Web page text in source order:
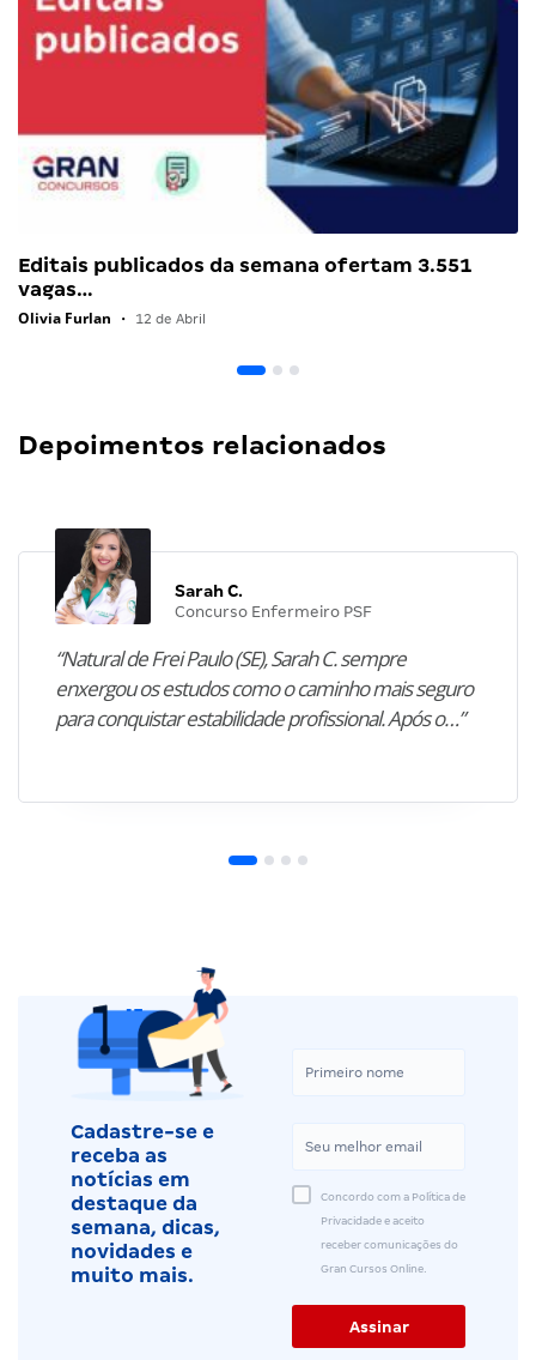
Editais publicados da semana ofertam 3.551
vagas…
Olivia Furlan • 12 de Abril
Depoimentos relacionados
Sarah C.
Concurso Enfermeiro PSF
“Natural de Frei Paulo (SE), Sarah C. sempre
enxergou os estudos como o caminho mais seguro
para conquistar estabilidade profissional. Após o…”
Cadastre-se e
receba as
notícias em
destaque da
semana, dicas,
novidades e
muito mais.
Concordo com a Política de
Privacidade e aceito
receber comunicações do
Gran Cursos Online.